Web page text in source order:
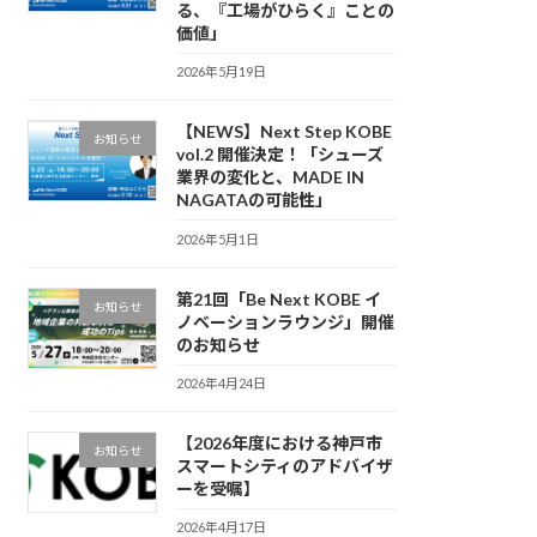
る、『工場がひらく』ことの
価値」
2026年5月19日
お知らせ
【NEWS】Next Step KOBE
vol.2 開催決定！「シューズ
業界の変化と、MADE IN
NAGATAの可能性」
2026年5月1日
お知らせ
第21回「Be Next KOBE イ
ノベーションラウンジ」開催
のお知らせ
2026年4月24日
お知らせ
【2026年度における神戸市
スマートシティのアドバイザ
ーを受嘱】
2026年4月17日